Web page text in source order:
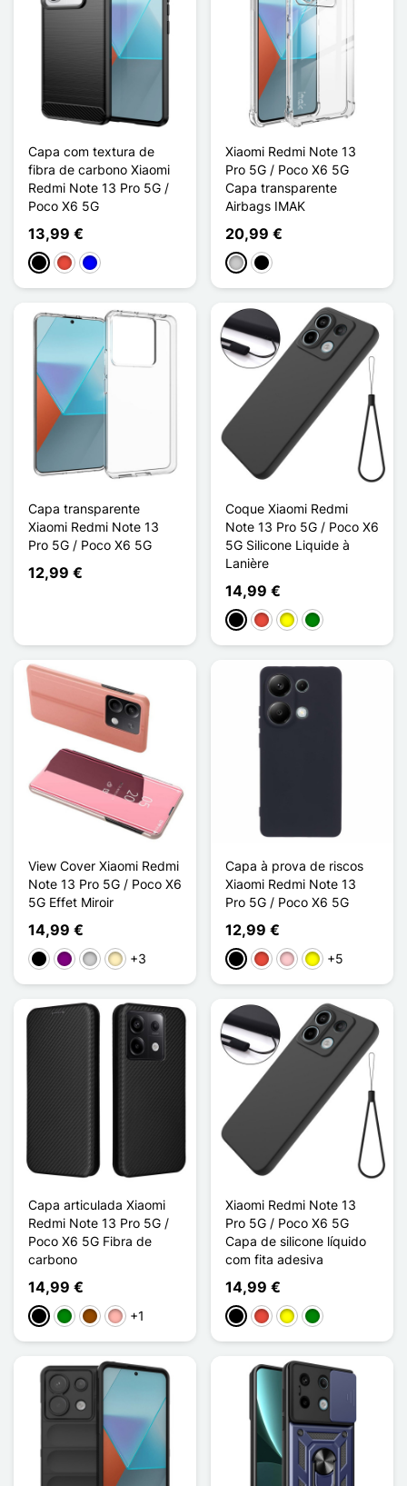
Capa com textura de
fibra de carbono Xiaomi
Redmi Note 13 Pro 5G /
Poco X6 5G
13,99 €
PretoVermelho
Azul
Xiaomi Redmi Note 13
Pro 5G / Poco X6 5G
Capa transparente
Airbags IMAK
20,99 €
Transparente
Noir Transparent
Capa transparente
Xiaomi Redmi Note 13
Pro 5G / Poco X6 5G
12,99 €
Coque Xiaomi Redmi
Note 13 Pro 5G / Poco X6
5G Silicone Liquide à
Lanière
14,99 €
PretoVermelho
Amarelo
Verde
View Cover Xiaomi Redmi
Note 13 Pro 5G / Poco X6
5G Effet Miroir
14,99 €
PretoPúrpura
PrataOuro+3
Capa à prova de riscos
Xiaomi Redmi Note 13
Pro 5G / Poco X6 5G
12,99 €
PretoVermelho
RosaAmarelo
+5
Capa articulada Xiaomi
Redmi Note 13 Pro 5G /
Poco X6 5G Fibra de
carbono
14,99 €
PretoVerdeCastanho
Ouro rosa
+1
Xiaomi Redmi Note 13
Pro 5G / Poco X6 5G
Capa de silicone líquido
com fita adesiva
14,99 €
PretoVermelho
Amarelo
Verde